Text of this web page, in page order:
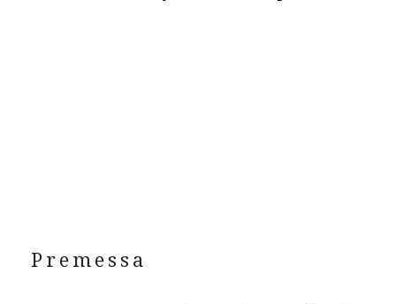
Premessa